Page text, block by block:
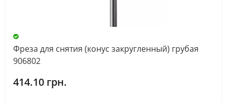
Фреза для снятия (конус закругленный) грубая
906802
414.10 грн.